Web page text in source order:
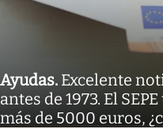
Ayudas. Excelente
antes de 1973. El
más de 5000 euros,